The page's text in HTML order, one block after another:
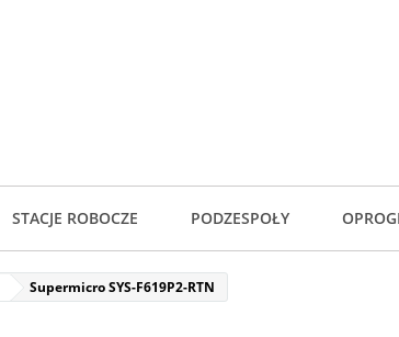
STACJE ROBOCZE PODZESPOŁY
Supermicro SYS-F619P2-RTN